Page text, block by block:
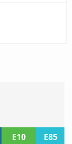
E10
E85